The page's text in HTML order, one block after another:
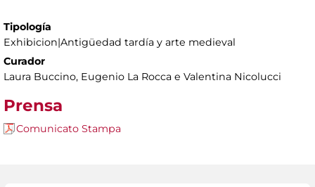
Tipología
Exhibicion|Antigüedad tardía y arte medieval
Curador
Laura Buccino, Eugenio La Rocca e Valentina Nicolucci
Prensa
Comunicato Stampa